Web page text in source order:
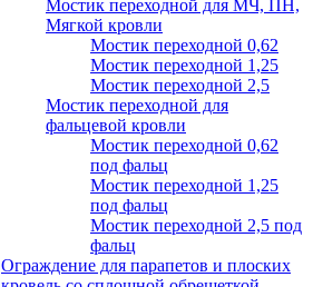
Мостик переходной для МЧ, ПН,
Мягкой кровли
Мостик переходной 0,62
Мостик переходной 1,25
Мостик переходной 2,5
Мостик переходной для
фальцевой кровли
Мостик переходной 0,62
под фальц
Мостик переходной 1,25
под фальц
Мостик переходной 2,5 под
фальц
Ограждение для парапетов и плоских